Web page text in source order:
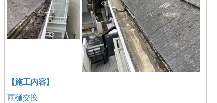
【施工内容】
雨樋交換